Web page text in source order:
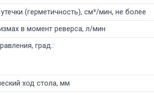
(герметичность), см³/мин, не более
в момент реверса, л/мин
град.:
ход стола, мм